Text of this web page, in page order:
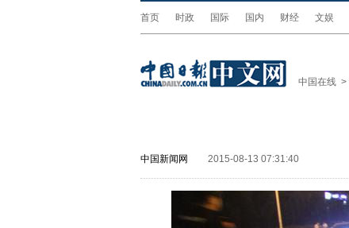
首页 时政 国际 国内 财经 文娱
中国在线 >
中国新闻网 2015-08-13 07:31:40